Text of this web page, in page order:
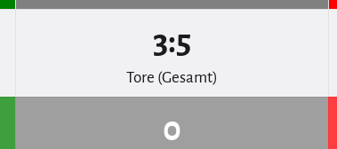
3:5
Tore (Gesamt)
0